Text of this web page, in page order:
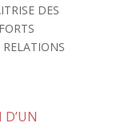
DES
RELATIONS